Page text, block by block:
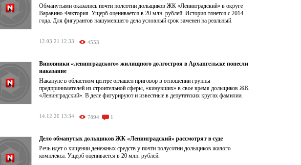
Обманутыми оказались почти полсотни дольщиков ЖК «Ленинградский» в округе
Варавино-Фактория. Ущерб оценивается в 20 млн. рублей. История тянется с 2014
года. Для фигурантов нашумевшего дела условный срок заменен на реальный.
12.03.21 12:33 4553
Виновники «ленинградского» жилищного долгостроя в Архангельске понесли
наказание
Накануне в областном центре оглашен приговор в отношении группы
предпринимателей из строительной сферы, «кинувших» в свое время дольщиков ЖК
«Ленинградский». В деле фигурируют и известные в депутатских кругах фамилии.
14.12.20 13:34 7894 1
Дело обманутых дольщиков ЖК «Ленинградский» рассмотрят в суде
Речь идет о хищении денежных средств у почти полусотни дольщиков жилого
комплекса. Ущерб оценивается в 20 млн. рублей.